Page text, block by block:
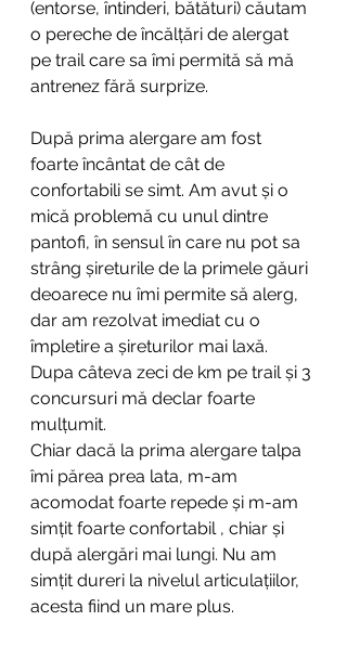
(entorse, întinderi, bătături) căutam
o pereche de încălțări de alergat
pe trail care sa îmi permită să mă
antrenez fără surprize.
După prima alergare am fost
foarte încântat de cât de
confortabili se simt. Am avut și o
mică problemă cu unul dintre
pantofi, în sensul în care nu pot sa
strâng șireturile de la primele găuri
deoarece nu îmi permite să alerg,
dar am rezolvat imediat cu o
împletire a șireturilor mai laxă.
Dupa câteva zeci de km pe trail și 3
concursuri mă declar foarte
mulțumit.
Chiar dacă la prima alergare talpa
îmi părea prea lata, m-am
acomodat foarte repede și m-am
simțit foarte confortabil , chiar și
după alergări mai lungi. Nu am
simțit dureri la nivelul articulațiilor,
acesta fiind un mare plus.